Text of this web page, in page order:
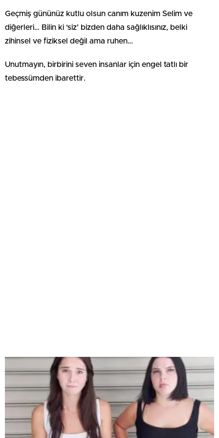
Geçmiş gününüz kutlu olsun canım kuzenim Selim ve
diğerleri… Bilin ki ‘siz’ bizden daha sağlıklısınız, belki
zihinsel ve fiziksel değil ama ruhen…
Unutmayın, birbirini seven insanlar için engel tatlı bir
tebessümden ibarettir.